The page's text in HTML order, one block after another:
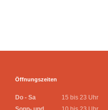
Öffnungszeiten
Do - Sa
15 bis 23 Uhr